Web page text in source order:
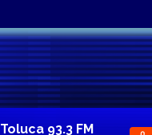
Toluca 93.3 FM